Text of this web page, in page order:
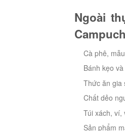
Ngoài
Cà phê,
Bánh kẹo
Thức ăn gia
Chất dẻo
Túi xách, ví,
Sản phẩm